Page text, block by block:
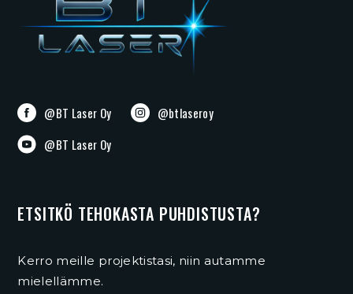
@BT Laser Oy
@btlaseroy
@BT Laser Oy
ETSITKÖ TEHOKASTA PUHDISTUSTA?
Kerro meille projektistasi, niin autamme
mielellämme.